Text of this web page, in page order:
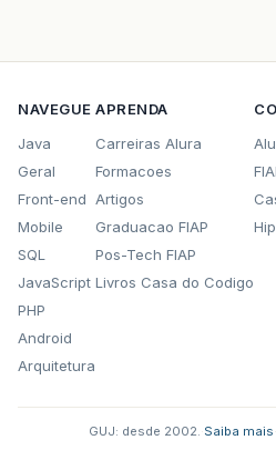
NAVEGUE
Java
Geral
Front-end
Mobile
SQL
JavaScript
PHP
Android
Arquitetura
APRENDA
Carreiras Alura
Formacoes
Artigos
Graduacao FIAP
Pos-Tech FIAP
Livros Casa do Codigo
GUJ: desde 2002. Saiba mais